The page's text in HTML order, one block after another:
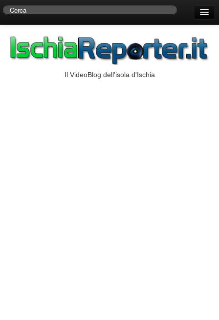
Centro di Ricerche Storiche D’Ambra
Il VideoBlog dell'isola d'Ischia